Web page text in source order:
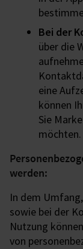
Bei der
über die
eine
können
Sie
möchten.
werden:
In dem
sowie bei der
Nutzung
von